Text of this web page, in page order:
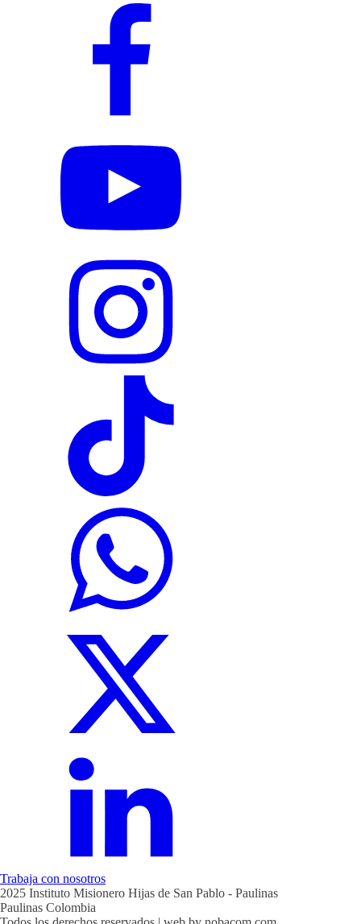
Trabaja con nosotros
2025 Instituto Misionero Hijas de San Pablo - Paulinas
Paulinas Colombia